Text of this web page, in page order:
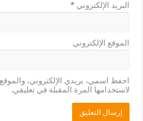
البريد الإلكتروني*
الموقع الإلكتروني
احفظ اسمي، بريدي الإلكتروني،
لاستخدامها المرة المقبلة في تعليقي.